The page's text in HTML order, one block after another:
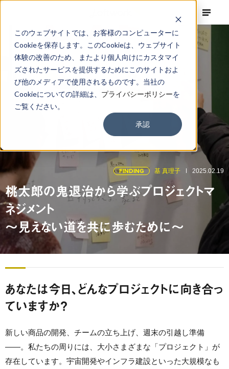
このウェブサイトでは、お客様のコンピューターに
Cookieを保存します。このCookieは、ウェブサイト
体験の改善のため、またより個人向けにカスタマイ
ズされたサービスを提供するためにこのサイトおよ
び他のメディアで使用されるものです。当社の
Cookieについての詳細は、 プライバシーポリシーを
ご覧ください。
承認
FINDING 基 真理子 2025.02.19
桃太郎の鬼退治から学ぶプロジェクトマ
ネジメント
～見えない道を共に歩むために～
あなたは今日、どんなプロジェクトに向き合っ
ていますか？
新しい商品の開発、チームの立ち上げ、週末の引越し準備
——。私たちの周りには、大小さまざまな「プロジェクト」が
存在しています。宇宙開発やインフラ建設といった大規模なも